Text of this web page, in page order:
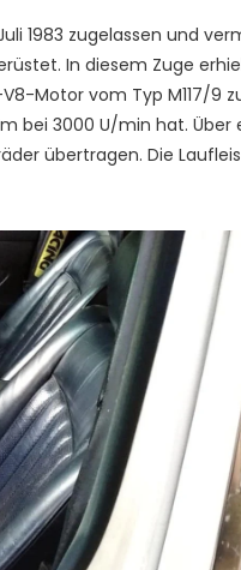
1983 zugelassen und
In diesem Zuge
Motor vom Typ M117/9
bei 3000 U/min hat. Über
übertragen. Die